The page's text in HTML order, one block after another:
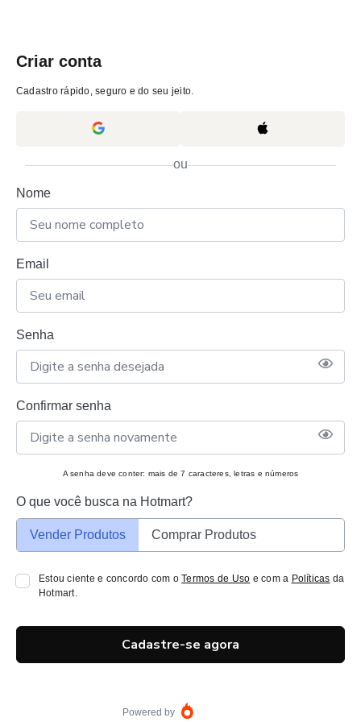
Criar conta
Cadastro rápido, seguro e do seu jeito.
ou
Nome
Email
Senha
Confirmar senha
A senha deve conter: mais de 7 caracteres, letras e números
O que você busca na Hotmart?
Vender Produtos Comprar Produtos
Estou ciente e concordo com oTermos de Uso e com a Políticas da
Hotmart.
Cadastre-se agora
Powered by